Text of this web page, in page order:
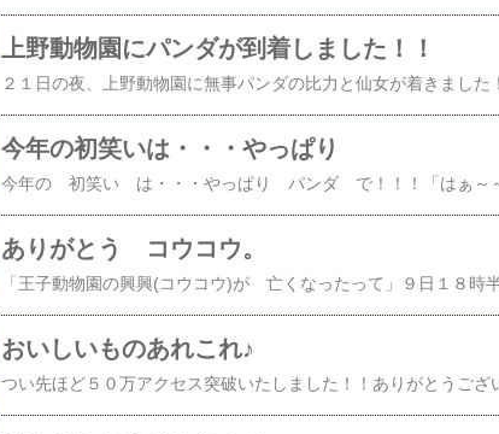
上野動物園にパンダが到着しました！！
今年の初笑いは・・・やっぱり
ありがとう コウコウ。
おいしいものあれこれ♪